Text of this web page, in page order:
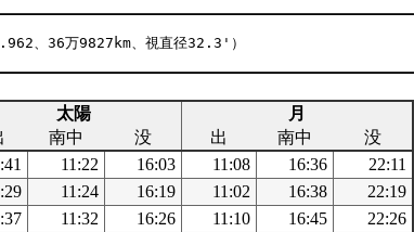
、36万9827km、視直径32.3'）
太陽
月
南中 没 出 南中
没
11:22 16:03 11:08 16:36
22:11
11:24 16:19 11:02 16:38
22:19
11:32 16:26 11:10 16:45
22:26